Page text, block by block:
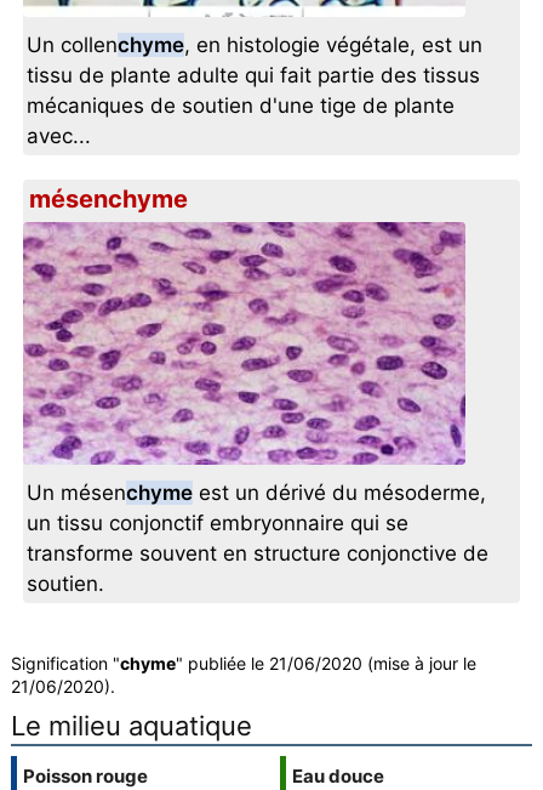
Un collenchyme, en histologie végétale, est un
tissu de plante adulte qui fait partie des tissus
mécaniques de soutien d'une tige de plante
avec...
mésenchyme
Un mésenchyme est un dérivé du mésoderme,
un tissu conjonctif embryonnaire qui se
transforme souvent en structure conjonctive de
soutien.
Signification "chyme" publiée le 21/06/2020 (mise à jour le
21/06/2020).
Le milieu aquatique
Poisson rouge
Eau douce